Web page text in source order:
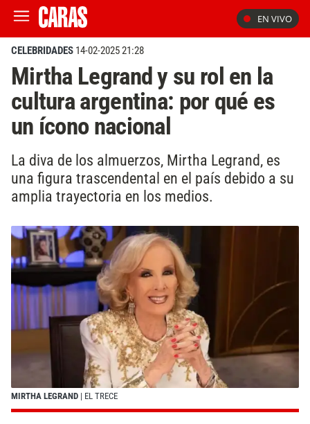
EN VIVO
CELEBRIDADES 14-02-2025 21:28
Mirtha Legrand y su rol en la
cultura argentina: por qué es
un ícono nacional
La diva de los almuerzos, Mirtha Legrand, es
una figura trascendental en el país debido a su
amplia trayectoria en los medios.
MIRTHA LEGRAND | EL TRECE